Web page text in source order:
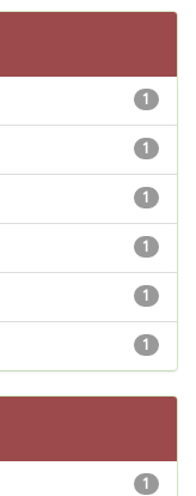
1
1
1
1
1
1
1